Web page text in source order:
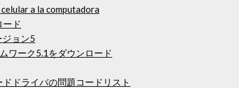
a la computadora
ード
ョン5
ワーク5.1をダウンロード
ドライバの問題コードリスト